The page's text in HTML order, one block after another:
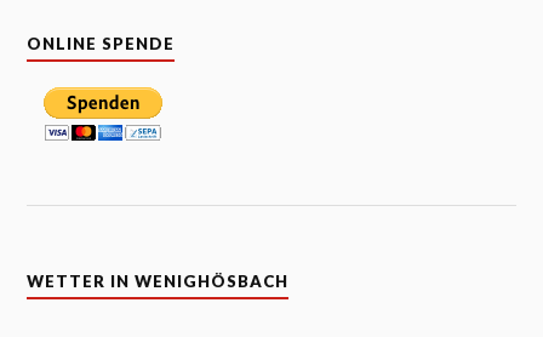
ONLINE SPENDE
WETTER IN WENIGHÖSBACH